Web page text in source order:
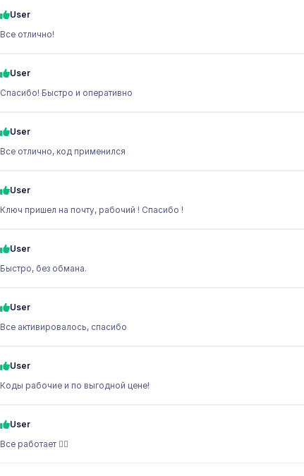
User
Все отлично!
User
Спасибо! Быстро и оперативно
User
Все отлично, код применился
User
Ключ пришел на почту, рабочий ! Спасибо !
User
Быстро, без обмана.
User
Все активировалось, спасибо
User
Коды рабочие и по выгодной цене!
User
Все работает 👍🏻